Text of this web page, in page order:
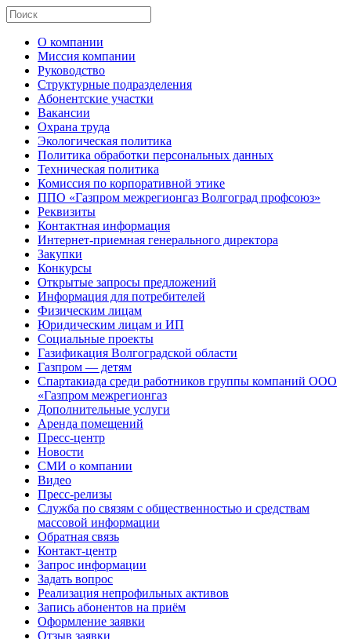
О компании
Миссия компании
Руководство
Структурные подразделения
Абонентские участки
Вакансии
Охрана труда
Экологическая политика
Политика обработки персональных данных
Техническая политика
Комиссия по корпоративной этике
ППО «Газпром межрегионгаз Волгоград профсоюз»
Реквизиты
Контактная информация
Интернет-приемная генерального директора
Закупки
Конкурсы
Открытые запросы предложений
Информация для потребителей
Физическим лицам
Юридическим лицам и ИП
Социальные проекты
Газификация Волгоградской области
Газпром — детям
Спартакиада среди работников группы компаний ООО
«Газпром межрегионгаз
Дополнительные услуги
Аренда помещений
Пресс-центр
Новости
СМИ о компании
Видео
Пресс-релизы
Служба по связям с общественностью и средствам
массовой информации
Обратная связь
Контакт-центр
Запрос информации
Задать вопрос
Реализация непрофильных активов
Запись абонентов на приём
Оформление заявки
Отзыв заявки